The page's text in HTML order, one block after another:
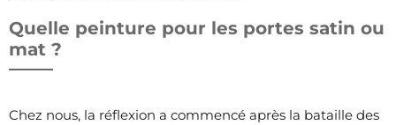
Quelle peinture pour les portes satin ou
mat ?
Chez nous, la réflexion a commencé après la bataille des